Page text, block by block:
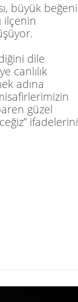
büyük beğeni
ilçenin
dile
canlılık
adına
güzel
ifadelerini